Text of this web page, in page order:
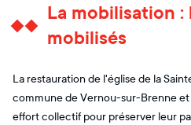
La mobilisation :
mobilisés
La restauration de l'église de la
commune de Vernou-sur-Brenne et
effort collectif pour préserver leur